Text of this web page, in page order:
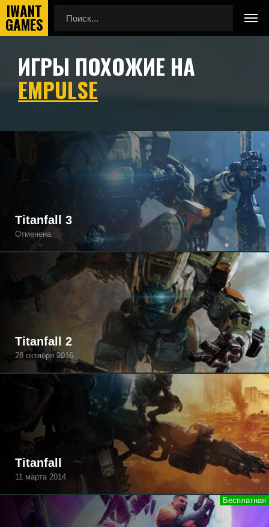
Главная
Игры похожие на Empulse
ИГРЫ ПОХОЖИЕ НА
EMPULSE
Подборка игр, похожих на Empulse по геймплею, камере,
Titanfall 3
Отменена
Titanfall 2
28 октября 2016
Titanfall
11 марта 2014